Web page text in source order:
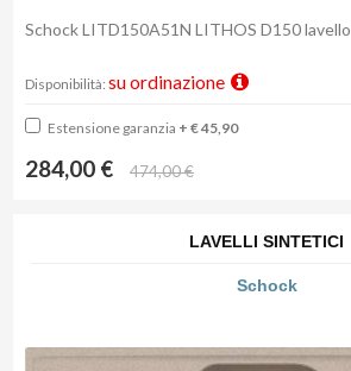
Schock LITD150A51N LITHOS D150 lavello
Disponibilità: su ordinazione
Estensione garanzia + € 45,90
284,00 € 474,00 €
LAVELLI SINTETICI
Schock